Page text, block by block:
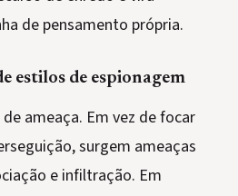
de pensamento própria.
estilos de espionagem
ameaça. Em vez de focar
surgem ameaças
e infiltração. Em